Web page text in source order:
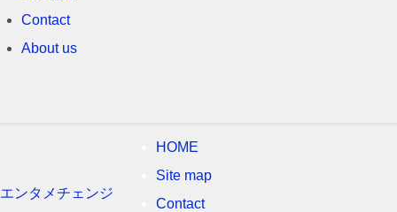
Contact
About us
エンタメチェンジ
HOME
Site map
Contact